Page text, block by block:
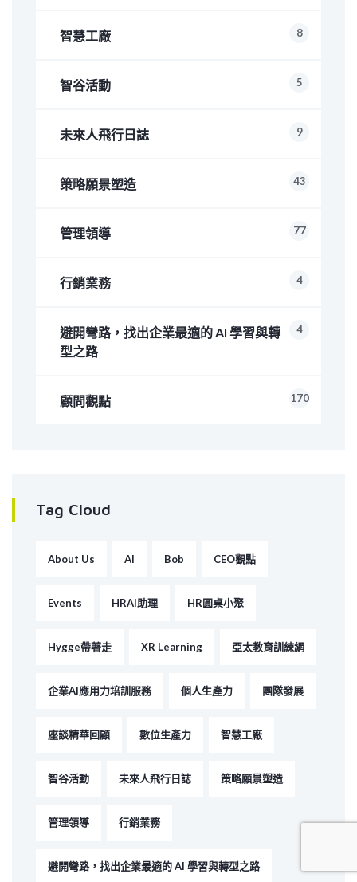
智慧工廠 8
智谷活動 5
未來人飛行日誌 9
策略願景塑造 43
管理領導 77
行銷業務 4
避開彎路，找出企業最適的 AI 學習與轉
型之路
4
顧問觀點 170
Tag Cloud
About Us AI Bob CEO觀點
Events HRAI助理 HR圓桌小聚
Hygge帶著走 XR Learning 亞太教育訓練網
企業AI應用力培訓服務 個人生產力 團隊發展
座談精華回顧 數位生產力 智慧工廠
智谷活動 未來人飛行日誌 策略願景塑造
管理領導 行銷業務
避開彎路，找出企業最適的 AI 學習與轉型之路